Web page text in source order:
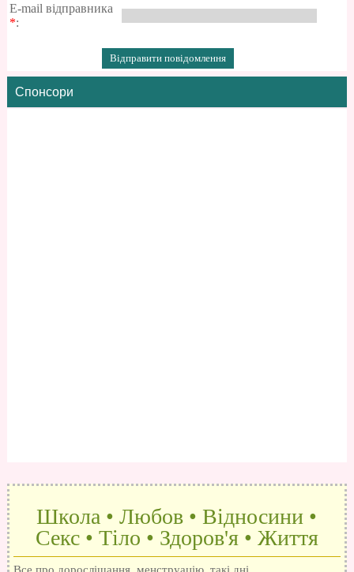
E-mail відправника
*:
Спонсори
Школа • Любов • Відносини •
Секс • Тіло • Здоров'я • Життя